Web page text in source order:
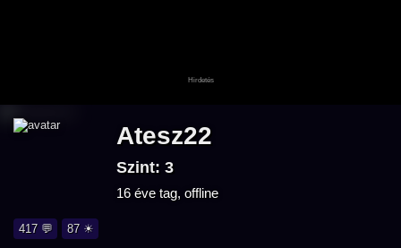
Atesz22
Szint: 3
16 éve tag, offline
417 💬 87 ☀